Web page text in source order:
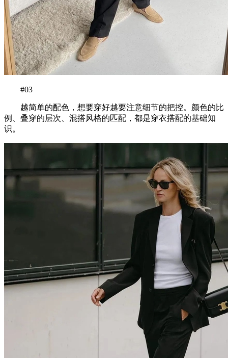
#03
越简单的配色，想要穿好越要注意细节的把控。颜色的比
例、叠穿的层次、混搭风格的匹配，都是穿衣搭配的基础知
识。